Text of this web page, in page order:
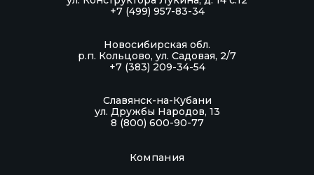
клеток, регенерации кожи после
Область применения: в качестве
дополнительного источника цинка.
Компания
+7 (499) 957-83-34
Новосибирская обл.
р.п. Кольцово, ул. Садовая, 2/7
+7 (383) 209-34-54
Славянск-на-Кубани
ул. Дружбы Народов, 13
8 (800) 600-90-77